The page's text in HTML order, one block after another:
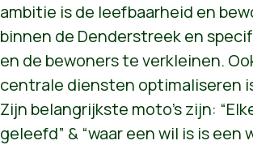
ambitie is de leefbaarheid en
binnen de Denderstreek en
en de bewoners te verkleinen.
centrale diensten optimaliseren
Zijn belangrijkste moto’s zijn:
geleefd” & “waar een wil is is een